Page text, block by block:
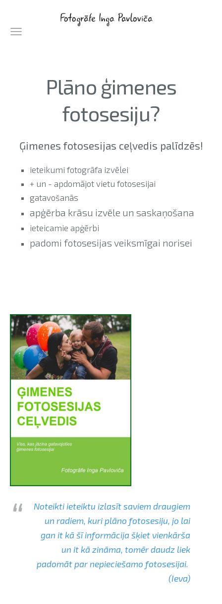
Plāno ģimenes
fotosesiju?
Ģimenes fotosesijas ceļvedis palīdzēs!
ieteikumi fotogrāfa izvēlei
+ un - apdomājot vietu fotosesijai
gatavošanās
apģērba krāsu izvēle un saskaņošana
ieteicamie apģērbi
padomi fotosesijas veiksmīgai norisei
Noteikti ieteiktu izlasīt saviem draugiem
un radiem, kuri plāno fotosesiju, jo lai
gan it kā šī informācija šķiet vienkārša
un it kā zināma, tomēr daudz liek
padomāt par nepieciešamo fotosesijai.
(Ieva)